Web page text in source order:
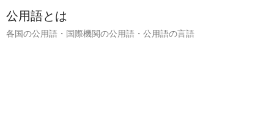
公用語とは
各国の公用語・国際機関の公用語・公用語の言語